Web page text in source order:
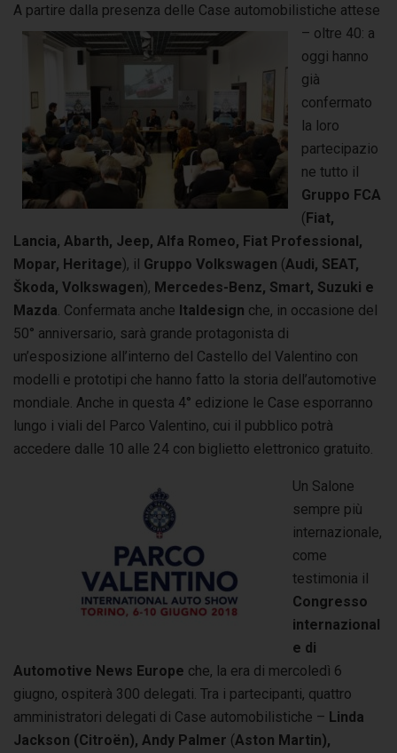
A partire dalla presenza delle Case automobilistiche attese
– oltre 40: a
oggi hanno
già
confermato
la loro
partecipazio
ne tutto il
Gruppo FCA
(Fiat,
Lancia, Abarth, Jeep, Alfa Romeo, Fiat Professional,
Mopar, Heritage), il Gruppo Volkswagen (Audi, SEAT,
Škoda, Volkswagen), Mercedes-Benz, Smart, Suzuki e
Mazda . Confermata anche Italdesign che, in occasione del
50° anniversario, sarà grande protagonista di
un’esposizione all’interno del Castello del Valentino con
modelli e prototipi che hanno fatto la storia dell’automotive
mondiale. Anche in questa 4° edizione le Case esporranno
lungo i viali del Parco Valentino, cui il pubblico potrà
accedere dalle 10 alle 24 con biglietto elettronico gratuito.
Un Salone
sempre più
internazionale,
come
testimonia il
Congresso
internazional
e di
Automotive News Europe che, la era di mercoledì 6
giugno, ospiterà 300 delegati. Tra i partecipanti, quattro
amministratori delegati di Case automobilistiche – Linda
Jackson (Citroën), Andy Palmer (Aston Martin),